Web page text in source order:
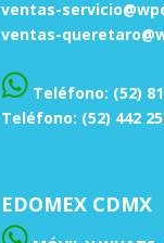
ventas-
ventas-
Teléfono: (52) 81
Teléfono: (52) 442
EDOMEX CDMX